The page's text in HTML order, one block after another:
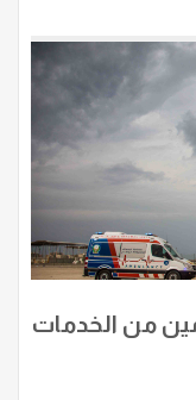
من الخدمات